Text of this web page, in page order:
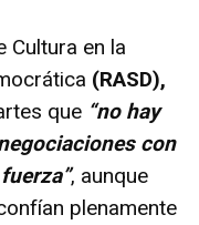
Cultura en la
(RASD),
que “no hay
con
, aunque
plenamente